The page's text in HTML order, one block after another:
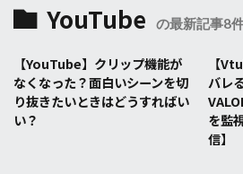
YouTube の最新記事8
【YouTube】クリップ機能が
なくなった？面白いシーンを切
り抜きたいときはどうすればい
い？
【
バレ
を監
信】